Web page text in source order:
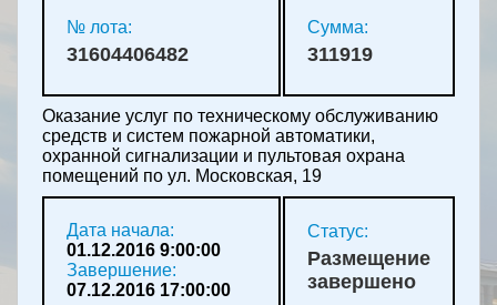
№ лота:
31604406482
Сумма:
311919
Оказание услуг по техническому обслуживанию
средств и систем пожарной автоматики,
охранной сигнализации и пультовая охрана
помещений по ул. Московская, 19
Дата начала:
01.12.2016 9:00:00
Завершение:
07.12.2016 17:00:00
Статус:
Размещение
завершено